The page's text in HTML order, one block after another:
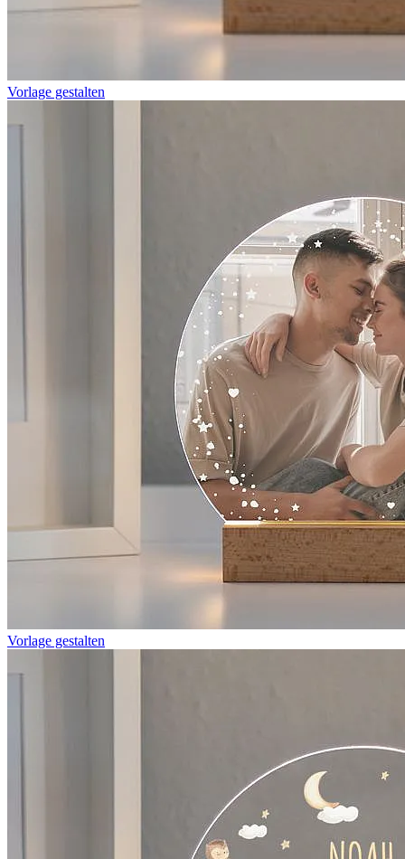
Vorlage gestalten
Vorlage gestalten